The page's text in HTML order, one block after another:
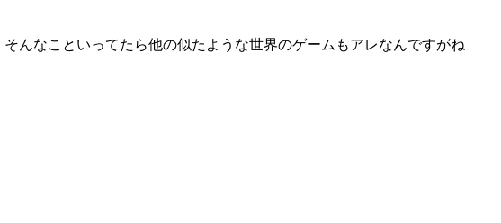
んなこといってたら他の似たような世界のゲームもアレなんですがね